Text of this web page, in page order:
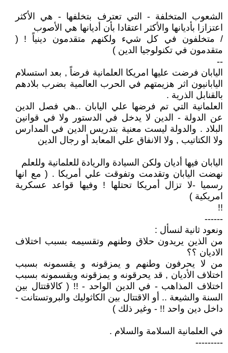
الشعوب المتخلفة - التي تعترف بتخلفها - هي الأكثر
اعتزازا بأديانها والأكثر اعتقادا بأن أديانها هي الأصوب
/ متخلفون في كل شيء ولكنهم متقدمون دينياً ! (
متقدمون في تكنولوجيا الدين )
--
اليابان فرضت عليها امريكا العلمانية فرضاً , بعد استسلام
اليابانيون اثر هزيمتهم في الحرب العالمية بضرب بلادهم
بالقنابل الذرية .
العلمانية التي تم فرضها علي اليابان ..هي فصل الدين
عن الدولة - الدين لا يدخل في الدستور ولا في قوانين
البلاد . والدولة ليست معنية بتدريس الدين في المدارس
ولا الكتاتيب , ولا الانفاق علي المعابد أو رجال الدين
اليابان فيها أديان ولكن السيادة والريادة للعلمانية وللعلم
نهضت اليابان وتقدمت وتفوقت علي أمريكا . ( مع انها
رسميا -لا تزال أمريكا تحتلها ! وفيها قواعد عسكرية
امريكية )
!!
------
ونعود ثانية لنسأل :
من الذين يريدون حلاق وطنهم وتقسيمه بسبب اختلاف
الاديان ؟؟
من لا يحرفون وطنهم و يمزقونه و يقسمونه بسبب
اختلاف الأديان , قد يحرقونه و يمزقونه ويقسمونه بسبب
اختلاف المذاهب - في الدين الواحد - !! ( كالاقتتال بين
السنة والشيعة .. أو الاقتتال بين الكاثوليك والبروتستانت -
داخل دين واحد !! - وغير ذلك )
في العلمانية السلامة والسلام .
---------